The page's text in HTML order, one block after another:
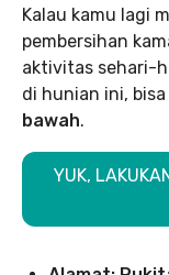
Kalau kamu lagi
pembersihan
aktivitas sehari-
di hunian ini,
bawah.
YUK,